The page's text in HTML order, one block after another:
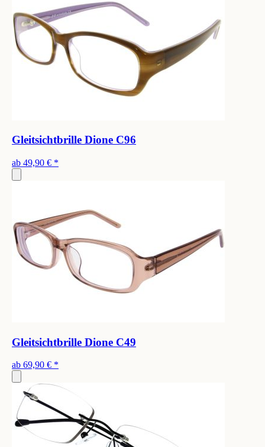
Gleitsichtbrille Dione C96
ab 49,90 € *
Gleitsichtbrille Dione C49
ab 69,90 € *